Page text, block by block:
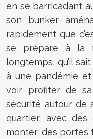
en se barricadant
son bunker
rapidement que
se prépare à la
longtemps, qu’il
à une pandémie
voir profiter de
sécurité autour de
quartier, avec des
monter, des portes